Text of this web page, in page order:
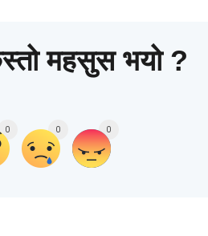
महसुस भयो ?
0 0 0